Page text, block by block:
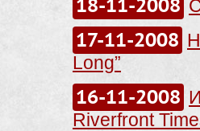
18-11-2008
17-11-2008
Long”
16-11-2008
Riverfront